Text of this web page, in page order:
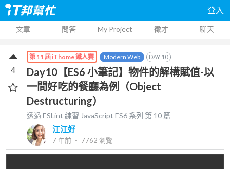
登入
文章 問答 My Project 徵才 聊天
第 11 屆 iThome 鐵人賽 Modern Web DAY 10
Day10【ES6 小筆記】物件的解構賦值-以
一間好吃的餐廳為例（Object
Destructuring）
透過 ESLint 練習 JavaScript ES6 系列 第 10 篇
江江好
7 年前 ‧ 7762 瀏覽
4